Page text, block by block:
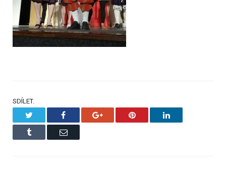
SDÍLET.
Facebook Google+ Pinterest LinkedIn
Tumblr Email